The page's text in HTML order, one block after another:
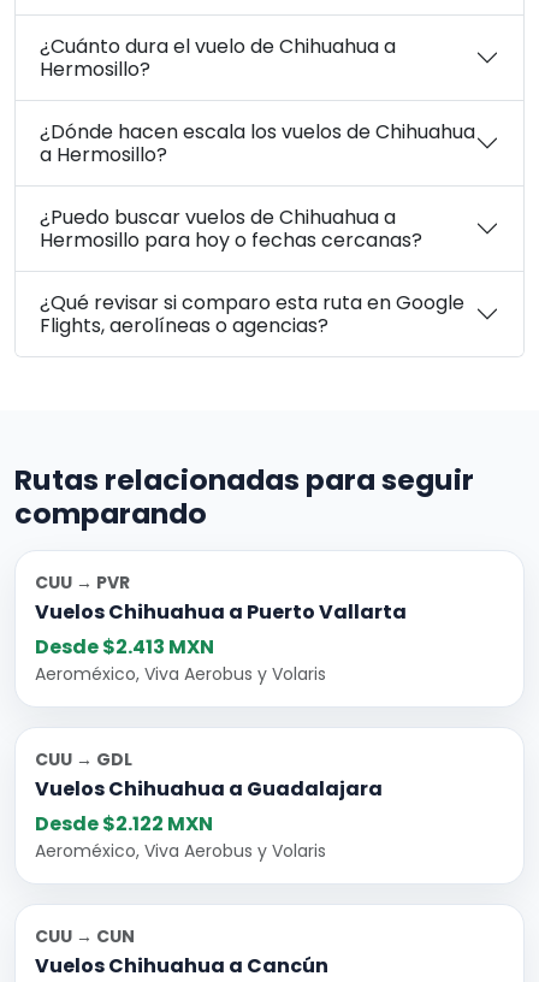
¿Cuánto dura el vuelo de Chihuahua a
Hermosillo?
¿Dónde hacen escala los vuelos de Chihuahua
a Hermosillo?
¿Puedo buscar vuelos de Chihuahua a
Hermosillo para hoy o fechas cercanas?
¿Qué revisar si comparo esta ruta en Google
Flights, aerolíneas o agencias?
Rutas relacionadas para seguir
comparando
CUU → PVR
Vuelos Chihuahua a Puerto Vallarta
Desde $2.413 MXN
Aeroméxico, Viva Aerobus y Volaris
CUU → GDL
Vuelos Chihuahua a Guadalajara
Desde $2.122 MXN
Aeroméxico, Viva Aerobus y Volaris
CUU → CUN
Vuelos Chihuahua a Cancún